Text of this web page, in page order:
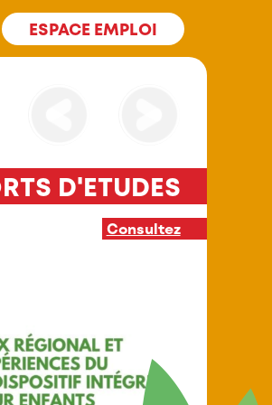
ESPACE EMPLOI
PAR LES PAIRS
En savoir plus